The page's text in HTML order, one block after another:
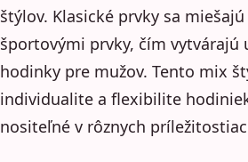
štýlov. Klasické prvky sa
športovými prvky, čím vytvárajú
hodinky pre mužov. Tento mix
individualite a flexibilite
nositeľné v rôznych